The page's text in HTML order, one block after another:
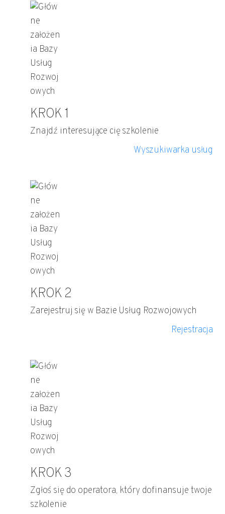
KROK 1
Znajdź interesujące cię szkolenie
Wyszukiwarka usług
KROK 2
Zarejestruj się w Bazie Usług Rozwojowych
Rejestracja
KROK 3
Zgłoś się do operatora, który dofinansuje twoje
szkolenie